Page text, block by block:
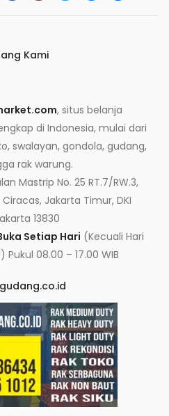
Kami
, situs belanja
di Indonesia, mulai dari
swalayan, gondola, gudang,
rak warung.
Mastrip No. 25 RT.7/RW.3,
Jakarta Timur, DKI
13830
Setiap Hari (Kecuali Hari
Pukul 08.00 – 17.00 WIB